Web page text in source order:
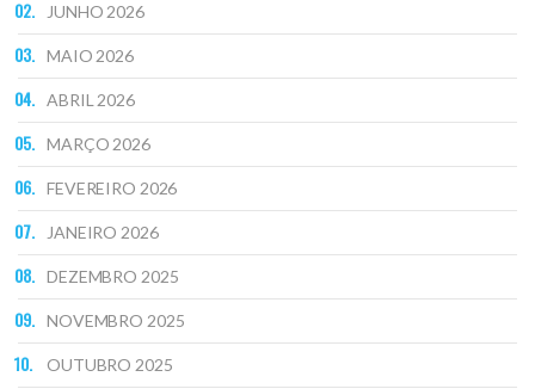
JUNHO 2026
MAIO 2026
ABRIL 2026
MARÇO 2026
FEVEREIRO 2026
JANEIRO 2026
DEZEMBRO 2025
NOVEMBRO 2025
OUTUBRO 2025